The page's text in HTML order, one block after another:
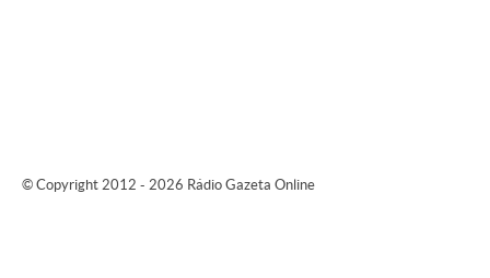
© Copyright 2012 - 2026 Rádio Gazeta Online